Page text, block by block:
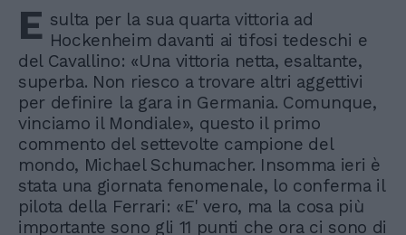
E sulta per la sua quarta vittoria ad
Hockenheim davanti ai tifosi tedeschi e
del Cavallino: «Una vittoria netta, esaltante,
superba. Non riesco a trovare altri aggettivi
per definire la gara in Germania. Comunque,
vinciamo il Mondiale», questo il primo
commento del settevolte campione del
mondo, Michael Schumacher. Insomma ieri è
stata una giornata fenomenale, lo conferma il
pilota della Ferrari: «E' vero, ma la cosa più
importante sono gli 11 punti che ora ci sono di